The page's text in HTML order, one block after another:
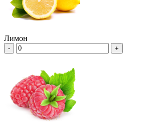
Лимон
- +